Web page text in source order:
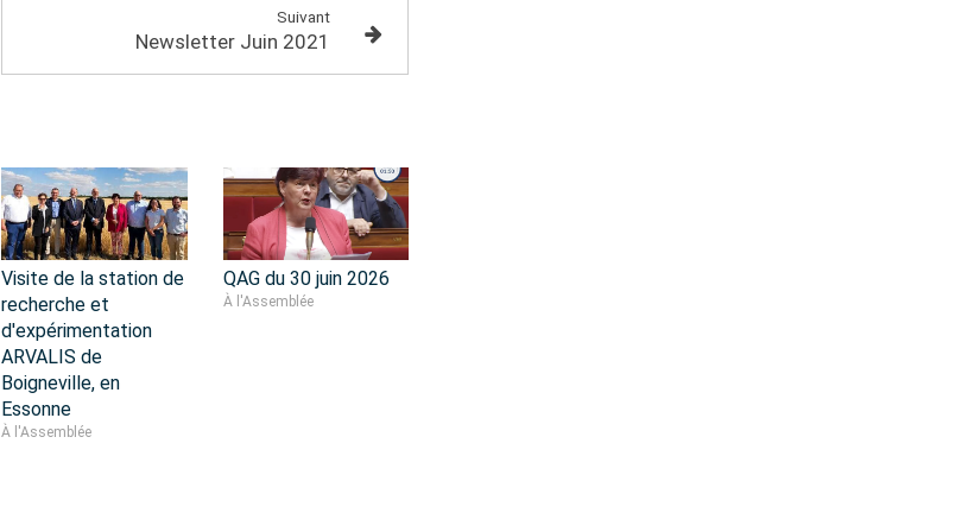
Suivant
Newsletter Juin 2021
Visite de la station de
recherche et
d'expérimentation
ARVALIS de
Boigneville, en
Essonne
À l'Assemblée
QAG du 30 juin 2026
À l'Assemblée